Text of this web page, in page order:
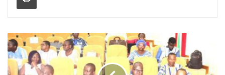
C
A
S
E